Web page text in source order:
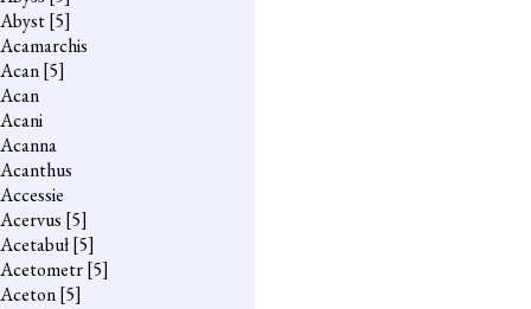
Abyst[5]
Acamarchis
Acan[5]
Acan
Acani
Acanna
Acanthus
Accessie
Acervus [5]
Acetabuł[5]
Acetometr[5]
Aceton[5]